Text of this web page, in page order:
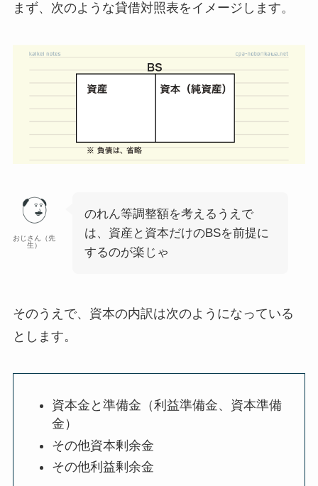
まず、次のような貸借対照表をイメージします。
おじさん（先
生）
のれん等調整額を考えるうえで
は、資産と資本だけのBSを前提に
するのが楽じゃ
そのうえで、資本の内訳は次のようになっている
とします。
資本金と準備金（利益準備金、資本準備
金）
その他資本剰余金
その他利益剰余金